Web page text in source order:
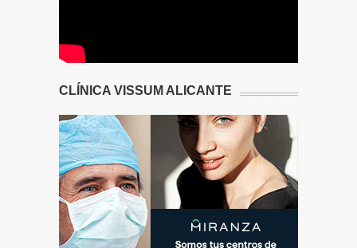
CLÍNICA VISSUM ALICANTE